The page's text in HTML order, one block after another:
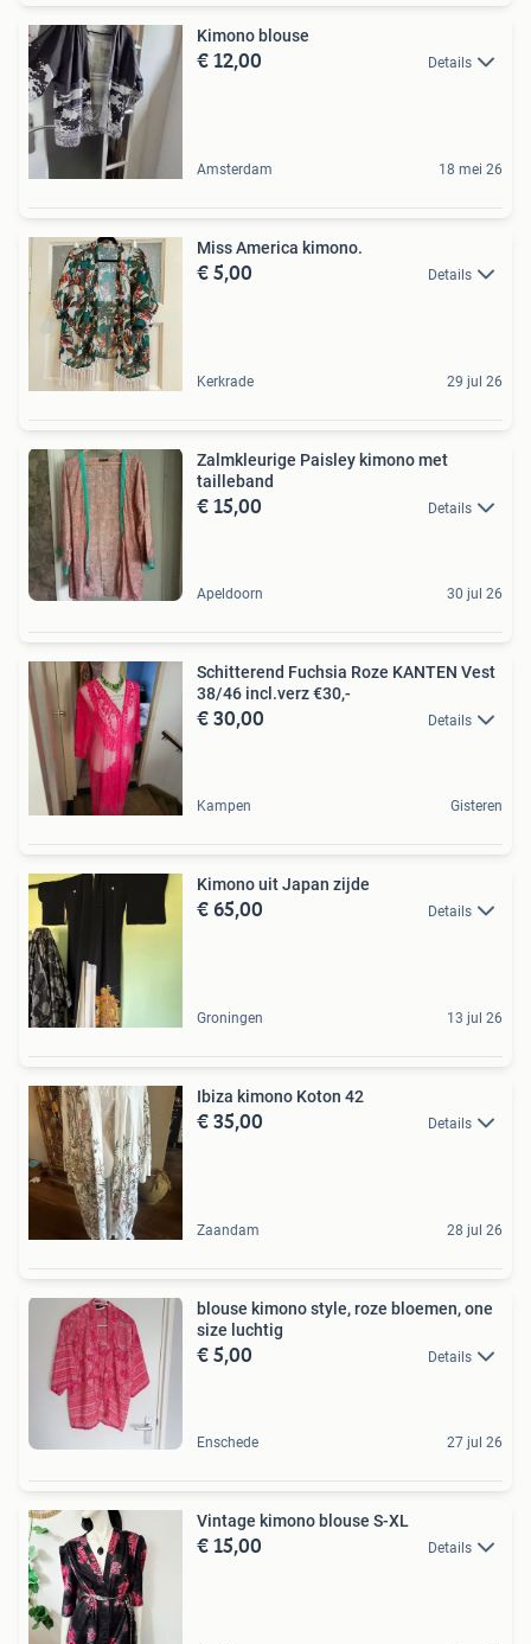
Kimono blouse
€ 12,00 Details
Amsterdam 18 mei 26
Miss America kimono.
€ 5,00 Details
Kerkrade 29 jul 26
Zalmkleurige Paisley kimono met
tailleband
€ 15,00 Details
Apeldoorn 30 jul 26
Schitterend Fuchsia Roze KANTEN Vest
38/46 incl.verz €30,-
€ 30,00 Details
Kampen Gisteren
Kimono uit Japan zijde
€ 65,00 Details
Groningen 13 jul 26
Ibiza kimono Koton 42
€ 35,00 Details
Zaandam 28 jul 26
blouse kimono style, roze bloemen, one
size luchtig
€ 5,00 Details
Enschede 27 jul 26
Vintage kimono blouse S-XL
€ 15,00 Details